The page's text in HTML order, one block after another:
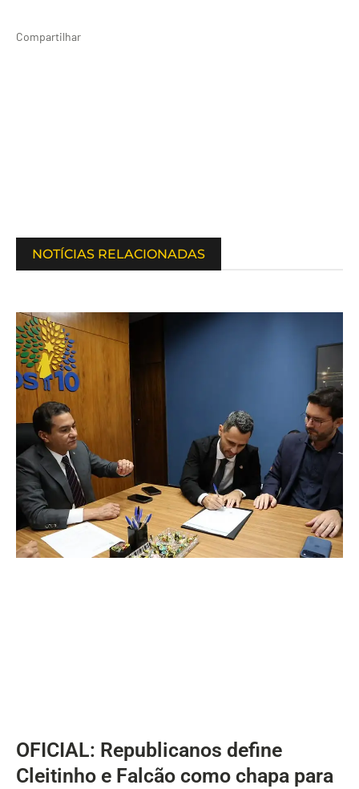
Compartilhar
NOTÍCIAS RELACIONADAS
OFICIAL: Republicanos define
Cleitinho e Falcão como chapa para